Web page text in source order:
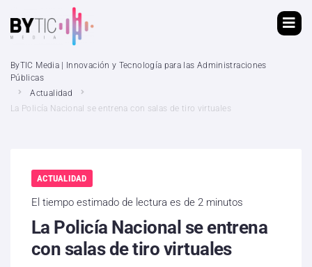
ByTIC Media | Innovación y Tecnología para las Administraciones
Públicas
Actualidad
La Policía Nacional se entrena con salas de tiro virtuales
ACTUALIDAD
El tiempo estimado de lectura es de 2 minutos
La Policía Nacional se entrena
con salas de tiro virtuales